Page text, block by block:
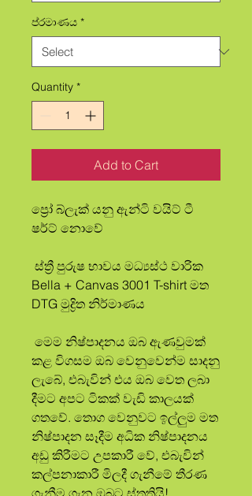
ප්රමාණය *
Quantity *
Add to Cart
ප්‍රෝ බ්ලැක් යනු ඇන්ටි වයිට් ටී
ෂර්ට් නොවේ
Bella + Canvas 3001 T-shirt මත
DTG මුද්‍රිත නිර්මාණය
කළ විගසම ඔබ වෙනුවෙන්ම සාදනු
ලැබේ, එබැවින් එය ඔබ වෙත ලබා
දීමට අපට ටිකක් වැඩි කාලයක්
ගතවේ. තොග වෙනුවට ඉල්ලුම මත
නිෂ්පාදන සෑදීම අධික නිෂ්පාදනය
අඩු කිරීමට උපකාරී වේ, එබැවින්
කල්පනාකාරී මිලදී ගැනීමේ තීරණ
ගැනීම ගැන ඔබට ස්තූතියි!